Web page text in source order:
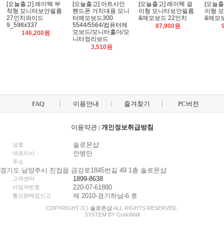
[오늘출고] 레이텍 부
착형 모니터보안필름
27인치와이드
9_598x337
146,200원
[오늘출고] 아트사인
핸드폰 거치대용 모니
터메모보드300
5544/5564/컴퓨터메
모보드/모니터홀더/모
니터정리보드
3,510원
[오늘출고] 레이텍 걸
이형 모니터보안필름
&메모보드 22인치
87,900원
[오늘
이형
&메모
FAQ 이용안내 즐겨찾기 PC버전
이용약관| 개인정보취급방침
상호 솔로몬샵
대표이사 안병만
주소
경기도 남양주시 진접읍 금강로1845번길 49 1층 솔로몬샵
고객센터 1899-8638
사업자번호 220-07-61880
통신판매업신고 제 2010-경기하남-6 호
COPYRIGHT (C) 솔로몬샵 ALL RIGHTS RESERVED.
SYSTEM BY GodoMall